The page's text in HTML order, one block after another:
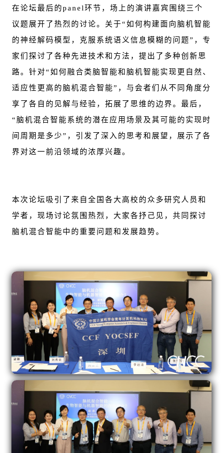
在论坛最后的panel环节，场上的演讲嘉宾围绕三个
议题展开了热烈的讨论。关于“如何构建面向脑机智能
的神经解码模型，克服系统语义信息模糊的问题”，专
家们探讨了各种先进技术和方法，提出了多种创新思
路。针对“如何融合类脑智能和脑机智能实现更自然、
适应性更高的脑机混合智能”，与会者们从不同角度分
享了各自的见解与经验，拓展了思维的边界。最后，
“脑机混合智能系统的潜在应用场景及其可能的实现时
间周期是多少”，引发了深入的思考和展望，展示了各
界对这一前沿领域的浓厚兴趣。
本次论坛吸引了来自全国各大高校的众多研究人员和
学者，现场讨论氛围热烈，大家各抒己见，共同探讨
脑机混合智能中的重要问题和发展趋势。